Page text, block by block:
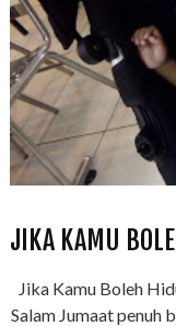
JIKA KAMU
Jika Kamu Boleh
Salam Jumaat penuh